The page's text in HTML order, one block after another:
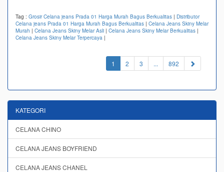
Tag : Grosir Celana jeans Prada 01 Harga Murah Bagus Berkualitas | Distributor
Celana jeans Prada 01 Harga Murah Bagus Berkualitas | Celana Jeans Skiny Melar
Murah | Celana Jeans Skiny Melar Asli | Celana Jeans Skiny Melar Berkualitas |
Celana Jeans Skiny Melar Terpercaya |
1 (current)
2 3 ... 892
KATEGORI
CELANA CHINO
CELANA JEANS BOYFRIEND
CELANA JEANS CHANEL